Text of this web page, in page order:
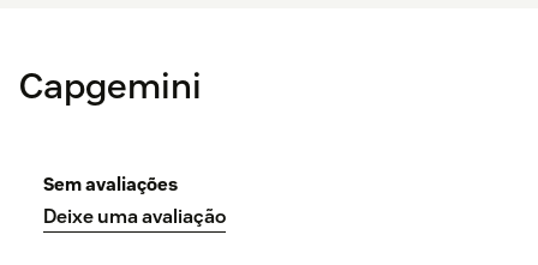
Capgemini
Sem avaliações
Deixe uma avaliação